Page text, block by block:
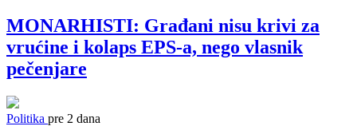
MONARHISTI: Građani nisu krivi za
vrućine i kolaps EPS-a, nego vlasnik
pečenjare
Politika pre 2 dana